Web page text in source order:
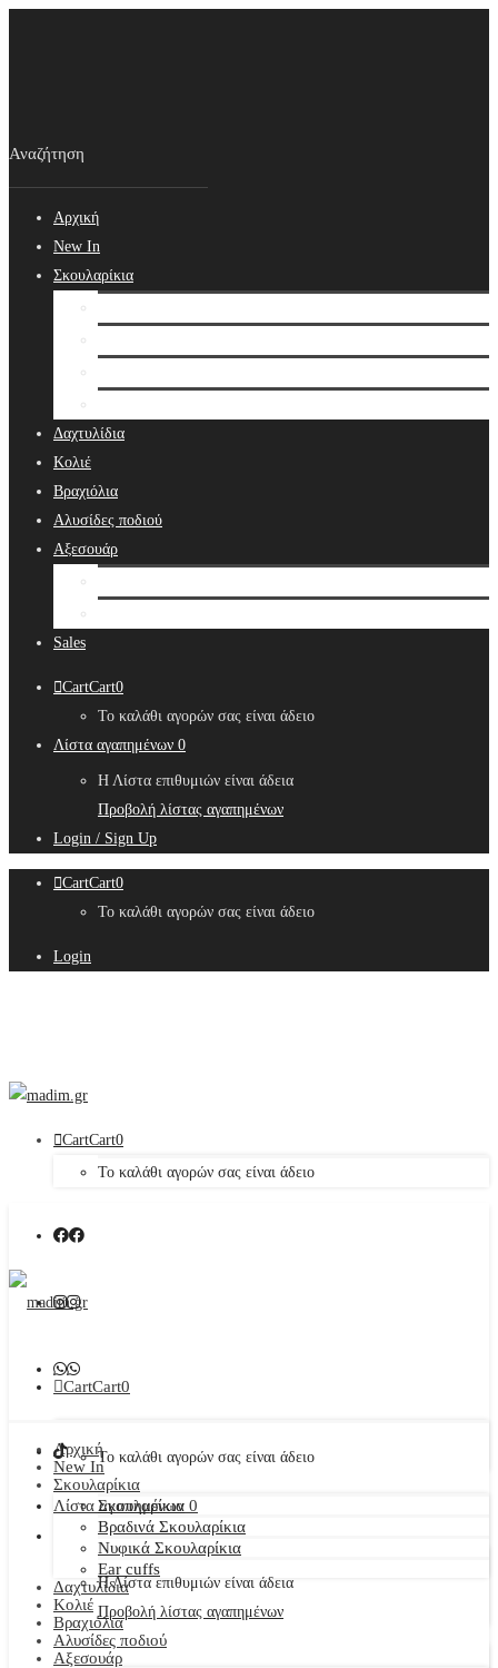
Αρχική
New In
Σκουλαρίκια
Δαχτυλίδια
Κολιέ
Βραχιόλια
Αλυσίδες ποδιού
Αξεσουάρ
Sales
CartCart0
Το καλάθι αγορών σας είναι άδειο
Λίστα αγαπημένων 0
Η Λίστα επιθυμιών είναι άδεια
Προβολή λίστας αγαπημένων
Login / Sign Up
CartCart0
Το καλάθι αγορών σας είναι άδειο
Login
CartCart0
Το καλάθι αγορών σας είναι άδειο
CartCart0
Το καλάθι αγορών σας είναι άδειο
Λίστα αγαπημένων 0
Η Λίστα επιθυμιών είναι άδεια
Προβολή λίστας αγαπημένων
Αρχική
New In
Σκουλαρίκια
Σκουλαρίκια
Βραδινά Σκουλαρίκια
Νυφικά Σκουλαρίκια
Ear cuffs
Δαχτυλίδια
Κολιέ
Βραχιόλια
Αλυσίδες ποδιού
Αξεσουάρ